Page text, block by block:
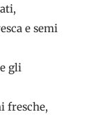
e semi
gli
fresche,